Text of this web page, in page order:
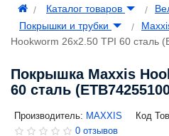
Каталог товаров
Покрышки и трубки
Hookworm 26x2.50 TPI 60 сталь
Покрышка Maxxis
60 сталь
Производитель: MAXXIS Код
0 отзывов